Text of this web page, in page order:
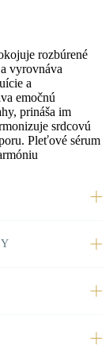
rozbúrené
vyrovnáva
a
emočnú
prináša im
srdcovú
Pleťové sérum